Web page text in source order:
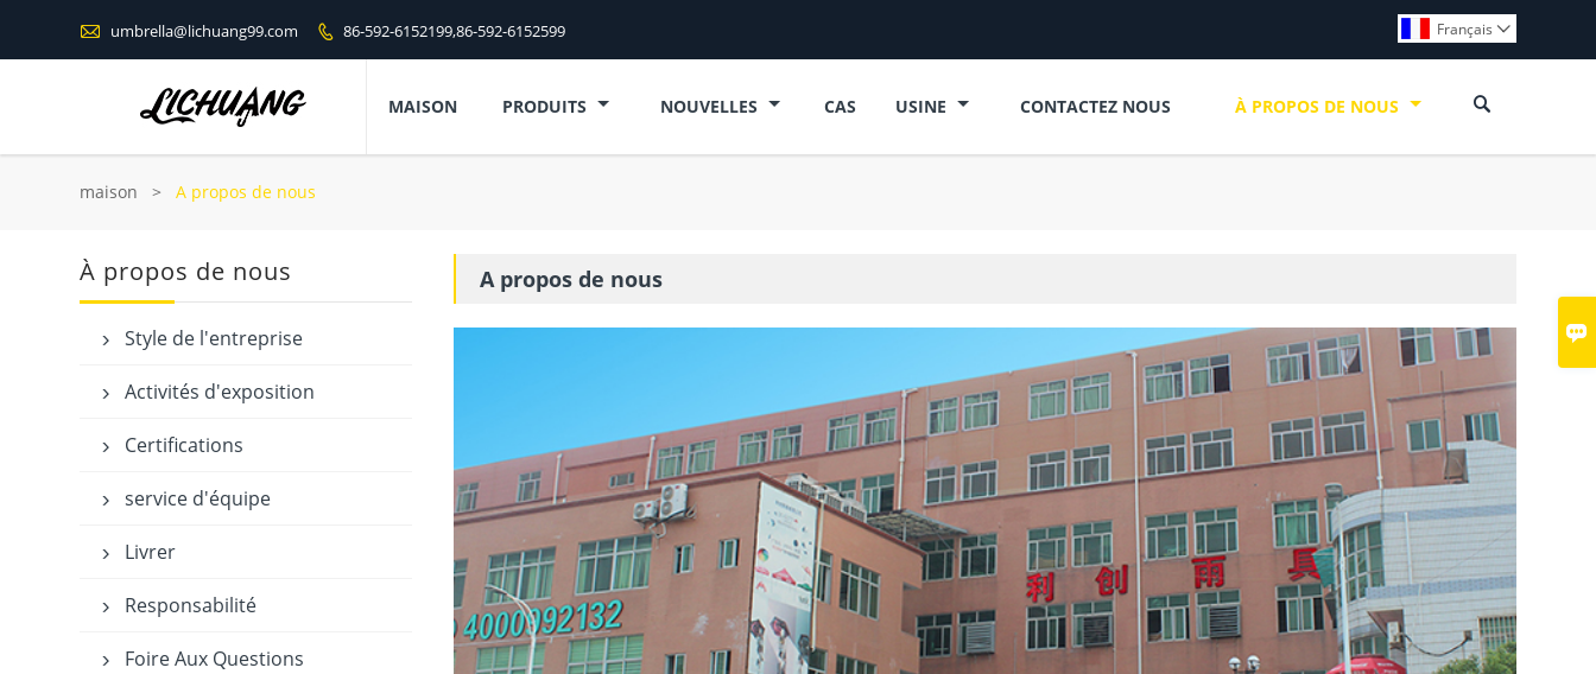

 umbrella@lichuang99.com  86-592-6152199,86-592-6152599 Français 
MAISON PRODUITS NOUVELLES CAS USINE CONTACTEZ NOUS À PROPOS DE NOUS 
maison > A propos de nous
A propos de nous
À propos de nous
 Style de l'entreprise
 Activités d'exposition
 Certifications
 service d'équipe
 Livrer
 Responsabilité
 Foire Aux Questions